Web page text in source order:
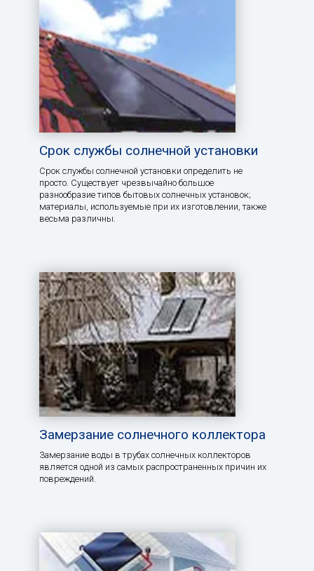
Срок службы солнечной установки
Срок службы солнечной установки определить не
просто. Существует чрезвычайно большое
разнообразие типов бытовых солнечных установок;
материалы, используемые при их изготовлении, также
весьма различны.
Замерзание солнечного коллектора
Замерзание воды в трубах солнечных коллекторов
является одной из самых распространенных причин их
повреждений.